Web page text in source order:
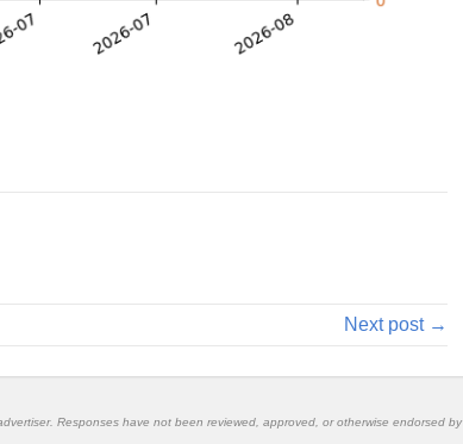
Next post →
Responses have not been reviewed, approved, or otherwise endorsed by